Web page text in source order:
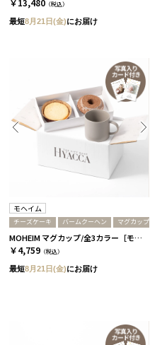
￥13,480 （税込）
最短8月21日(金)にお届け
モヘイム
チーズケーキ バームクーヘン マグカップ
MOHEIM マグカップ/全3カラー［モヘイム］+バームクーヘン＆チーズケーキ グレー
￥4,759 （税込）
最短8月21日(金)にお届け